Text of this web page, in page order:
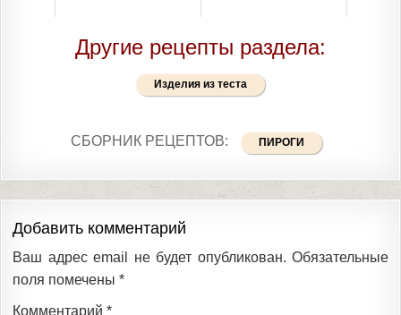
Другие рецепты раздела:
Изделия из теста
СБОРНИК РЕЦЕПТОВ: ПИРОГИ
Добавить комментарий
Ваш адрес email не будет опубликован. Обязательные
поля помечены *
Комментарий *